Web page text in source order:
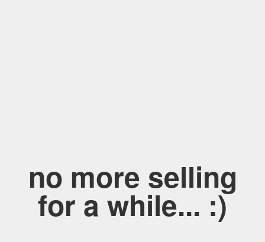
no more selling
for a while... :)